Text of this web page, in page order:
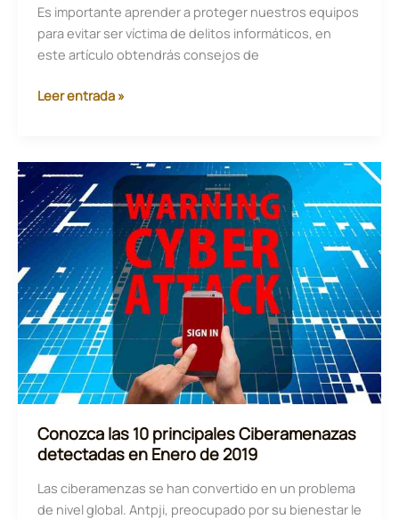
Es importante aprender a proteger nuestros equipos
para evitar ser víctima de delitos informáticos, en
este artículo obtendrás consejos de
Consejos
para
evitar
delitos
informáticos
Leer entrada »
Conozca las 10 principales Ciberamenazas
detectadas en Enero de 2019
Las ciberamenzas se han convertido en un problema
de nivel global. Antpji, preocupado por su bienestar le